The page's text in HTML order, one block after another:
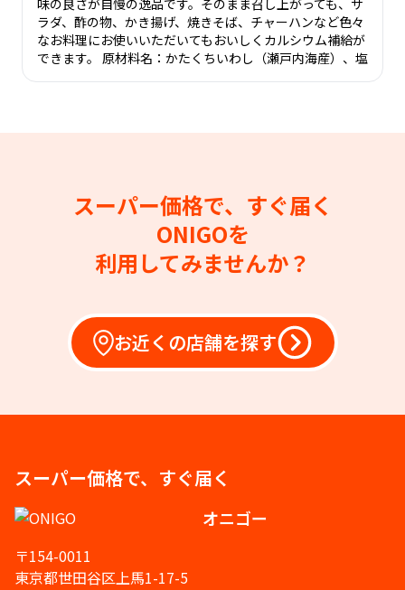
味の良さが自慢の逸品です。そのまま召し上がっても、サ
ラダ、酢の物、かき揚げ、焼きそば、チャーハンなど色々
なお料理にお使いいただいてもおいしくカルシウム補給が
できます。 原材料名：かたくちいわし（瀬戸内海産）、塩
スーパー価格で、すぐ届く
ONIGOを
利用してみませんか？
お近くの店舗を探す
スーパー価格で、すぐ届く
オニゴー
〒154-0011
東京都世田谷区上馬1-17-5